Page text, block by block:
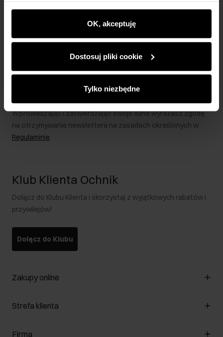
wyświetlać im dopasowane do ich preferencji treści,
rekomendacje oraz komunikaty reklamowe informujące o
najnowszych promocjach w e-sklepie. Informacje o tym,
partnerom społecznościowym, reklamowym i
analitycznym. Partnerzy mogą połączyć te informacje z
podczas korzystania z ich usług.
OK, akceptuję
Dostosuj pliki cookie
Tylko niezbędne
Newsletter
Bądź na bieżąco z nowościami i promocjami!
Zapisz się
Wprowadzając i zatwierdzając swoje dane wyrażasz zgodę
na otrzymywanie newslettera na zasadach określonych w
Regulaminie.
Klub Klienta Ochnik
Dołącz do Klubu Klienta i skorzystaj z wyjątkowych rabatów i
przywilejów!
Dołącz do Klubu
Zakupy online
Zarządzaj cookies
Strefa klienta
Klub Klienta
Firma